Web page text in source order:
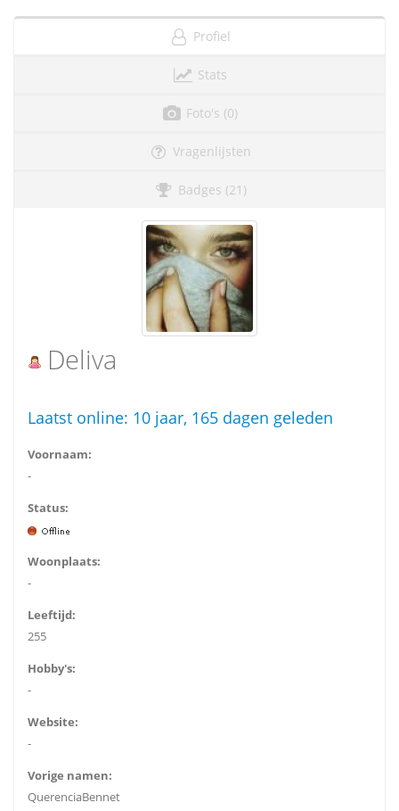
Profiel
Stats
Foto's (0)
Vragenlijsten
Badges (21)
Deliva
Laatst online: 10 jaar, 165 dagen geleden
Voornaam:
-
Status:
Woonplaats:
-
Leeftijd:
255
Hobby's:
-
Website:
-
Vorige namen:
QuerenciaBennet